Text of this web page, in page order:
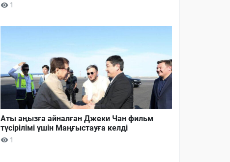
1
Аты аңызға айналған Джеки Чан фильм
түсірілімі үшін Маңғыстауға келді
1